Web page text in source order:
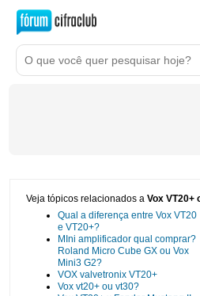
Veja tópicos relacionados a Vox VT20+
Qual a diferença entre Vox VT20
e VT20+?
MIni amplificador qual comprar?
Roland Micro Cube GX ou Vox
Mini3 G2?
VOX valvetronix VT20+
Vox vt20+ ou vt30?